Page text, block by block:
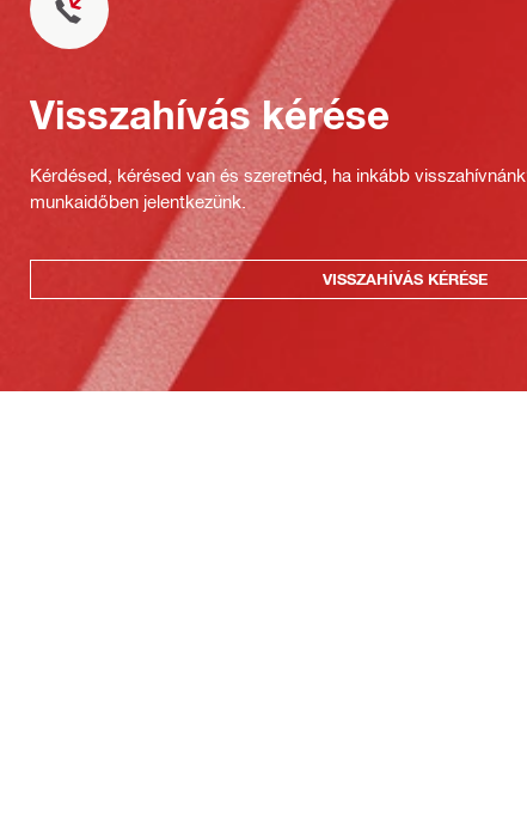
Visszahívás kérése
Kérdésed, kérésed van és szeretnéd, ha inkább
munkaidőben jelentkezünk.
VISSZAHÍVÁS KÉRÉSE